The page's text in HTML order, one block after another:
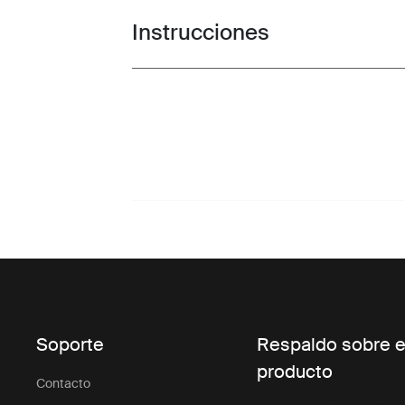
Toggle guides and instructions
Instrucciones
Soporte
Contacto
Respaldo sobre
producto